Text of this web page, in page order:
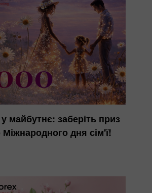
у майбутнє: заберіть приз
дня сім'ї!